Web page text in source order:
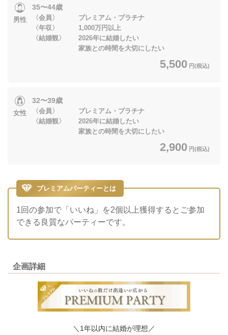
男性
35〜44歳
〈会員〉 プレミアム・プラチナ
〈年収〉 1,000万円以上
〈結婚観〉 2026年に結婚したい
家族との時間を大切にしたい
5,500 円(税込)
女性
32〜39歳
〈会員〉 プレミアム・プラチナ
〈結婚観〉 2026年に結婚したい
家族との時間を大切にしたい
2,900 円(税込)
プレミアムパーティーとは
1回の参加で「いいね」を2個以上獲得するとご参加
できる良質なパーティーです。
企画詳細
＼1年以内に結婚が理想／